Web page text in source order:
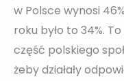
w Polsce wynosi
roku było to 34%.
część polskiego
żeby działały